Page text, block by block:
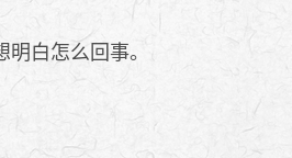
白怎么回事。